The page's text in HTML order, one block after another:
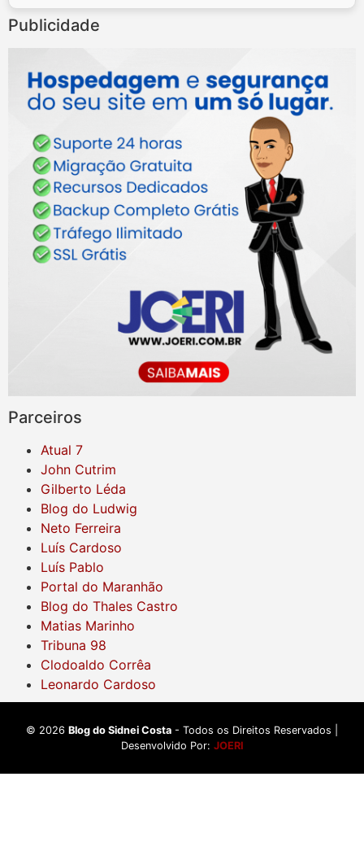
Publicidade
Parceiros
Atual 7
John Cutrim
Gilberto Léda
Blog do Ludwig
Neto Ferreira
Luís Cardoso
Luís Pablo
Portal do Maranhão
Blog do Thales Castro
Matias Marinho
Tribuna 98
Clodoaldo Corrêa
Leonardo Cardoso
© 2026 Blog do Sidnei Costa - Todos os Direitos Reservados |
Desenvolvido Por: JOERI